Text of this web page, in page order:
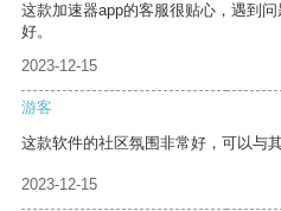
这款加速器app的客服很贴心，遇到
好。
2023-12-15
游客
这款软件的社区氛围非常好，可以与
2023-12-15